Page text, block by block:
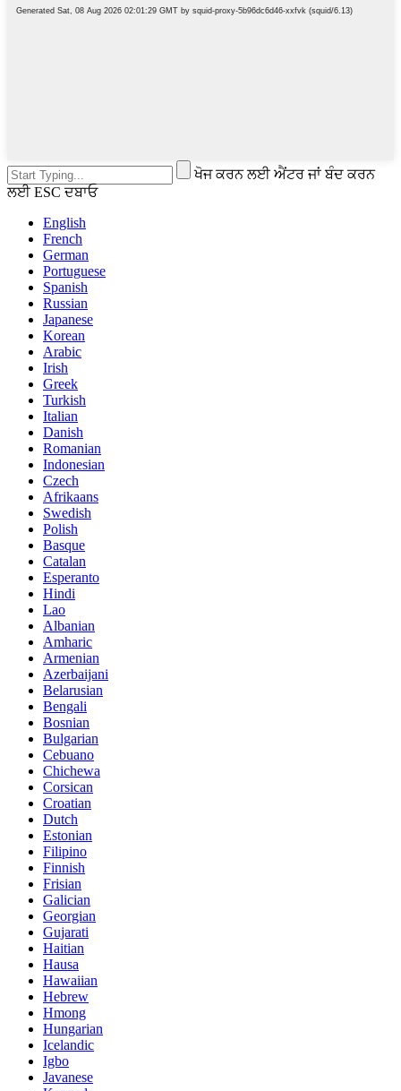
ਖੋਜ ਕਰਨ ਲਈ ਐਂਟਰ ਜਾਂ ਬੰਦ ਕਰਨ
ਲਈ ESC ਦਬਾਓ
English
French
German
Portuguese
Spanish
Russian
Japanese
Korean
Arabic
Irish
Greek
Turkish
Italian
Danish
Romanian
Indonesian
Czech
Afrikaans
Swedish
Polish
Basque
Catalan
Esperanto
Hindi
Lao
Albanian
Amharic
Armenian
Azerbaijani
Belarusian
Bengali
Bosnian
Bulgarian
Cebuano
Chichewa
Corsican
Croatian
Dutch
Estonian
Filipino
Finnish
Frisian
Galician
Georgian
Gujarati
Haitian
Hausa
Hawaiian
Hebrew
Hmong
Hungarian
Icelandic
Igbo
Javanese